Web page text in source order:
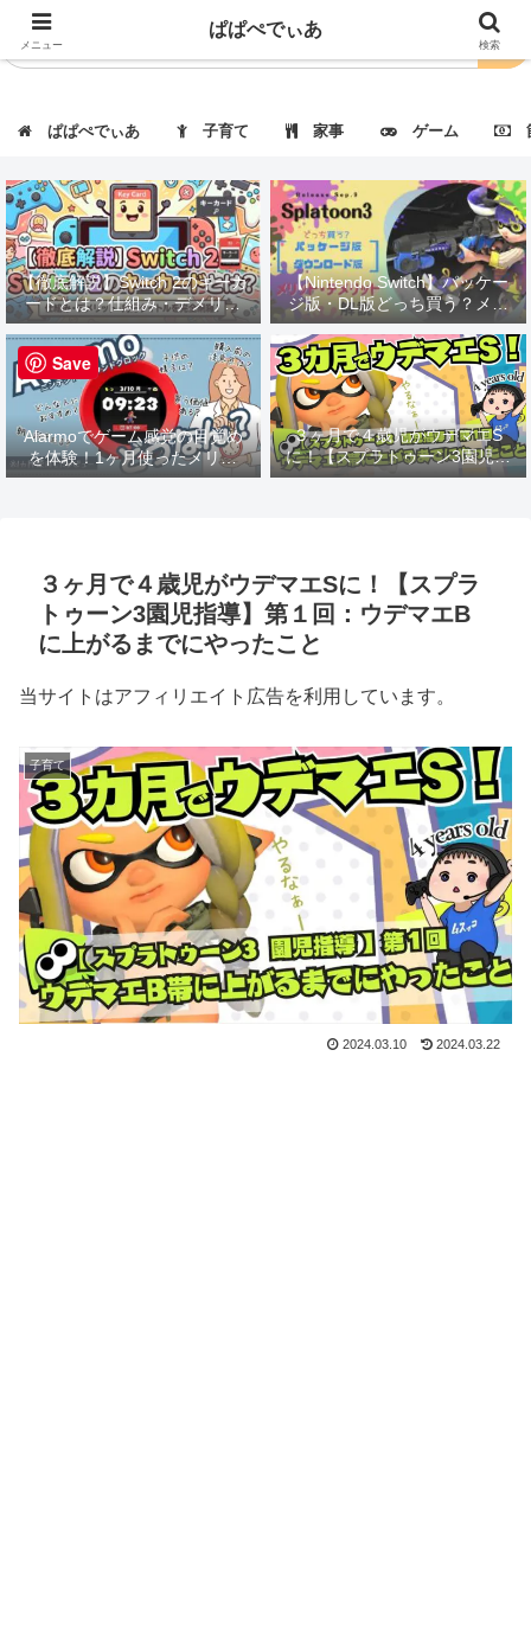
ぱぱぺでぃあ 子育て 家事 ゲーム
【徹底解説】Switch 2のキーカ
ードとは？仕組み・デメリッ
ト・対応タイトルも紹介！
【Nintendo Switch】パッケー
ジ版・DL版どっち買う？メリ
ット・デメリット解説
Alarmoでゲーム感覚の目覚め
を体験！1ヶ月使ったメリッ
ト・デメリットを徹底レビュー
３ヶ月で４歳児がウデマエS
に！【スプラトゥーン3園児指
導】第１回：ウデマエBに上が
３ヶ月で４歳児がウデマエSに！【スプラ
トゥーン3園児指導】第１回：ウデマエB
に上がるまでにやったこと
当サイトはアフィリエイト広告を利用しています。
子育て
2024.03.10 2024.03.22
メニュー
ぱぱぺでぃあ
検索
Save